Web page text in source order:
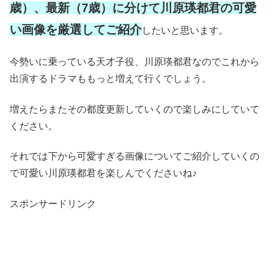
歳）、最新（7歳）に分けて川原瑛都君の可愛
い画像を厳選してご紹介したいと思います。
今勢いに乗っている天才子役、川原瑛都君なのでこれから
出演するドラマももっと増えて行くでしょう。
増えたらまたその都度更新していくので楽しみにしていて
ください。
それでは下から可愛すぎる画像についてご紹介していくの
で可愛い川原瑛都君を楽しんでくださいね♪
スポンサードリンク